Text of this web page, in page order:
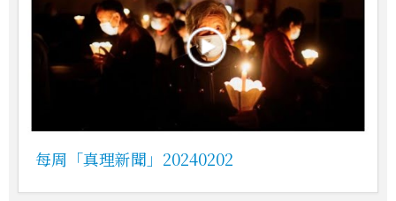
每周「真理新聞」20240202